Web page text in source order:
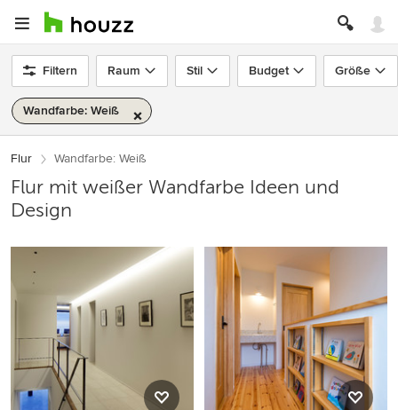
Filtern Raum Stil Budget Größe
Wandfarbe: Weiß
Flur Wandfarbe: Weiß
Flur mit weißer Wandfarbe Ideen und
Design